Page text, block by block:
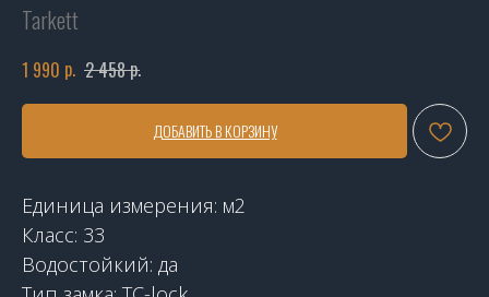
Tarkett
1 990 р. 2 458р.
ДОБАВИТЬ В КОРЗИНУ
Единица измерения: м2
Класс: 33
Водостойкий: да